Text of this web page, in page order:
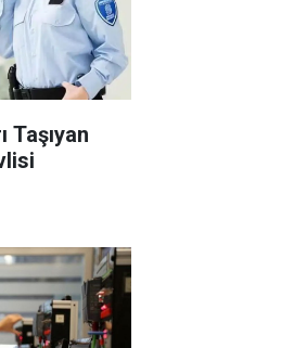
Taşıyan